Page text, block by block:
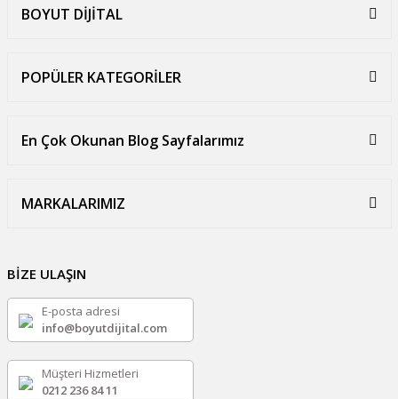
BOYUT DİJİTAL
POPÜLER KATEGORİLER
En Çok Okunan Blog Sayfalarımız
MARKALARIMIZ
BİZE ULAŞIN
E-posta adresi
info@boyutdijital.com
Müşteri Hizmetleri
0212 236 84 11